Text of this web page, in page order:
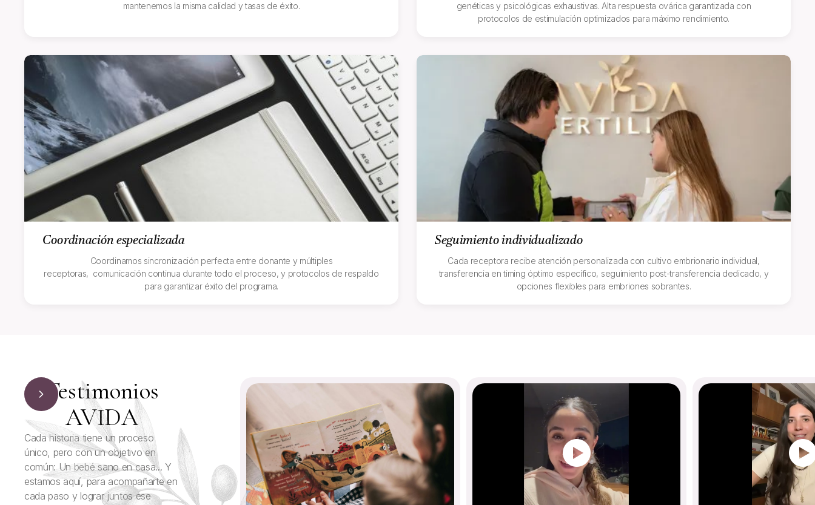
mantenemos la misma calidad y tasas de éxito.
genéticas y psicológicas exhaustivas. Alta respuesta ovárica garantizada con
protocolos de estimulación optimizados para máximo rendimiento.
Coordinación especializada
Coordinamos sincronización perfecta entre donante y múltiples
receptoras, comunicación continua durante todo el proceso, y protocolos de respaldo
para garantizar éxito del programa.
Seguimiento individualizado
Cada receptora recibe atención personalizada con cultivo embrionario individual,
transferencia en timing óptimo específico, seguimiento post-transferencia dedicado, y
opciones flexibles para embriones sobrantes.
Testimonios
AVIDA
Cada historia tiene un proceso
único, pero con un objetivo en
común: Un bebé sano en casa... Y
estamos aquí, para acompañarte en
cada paso y lograr juntos ese